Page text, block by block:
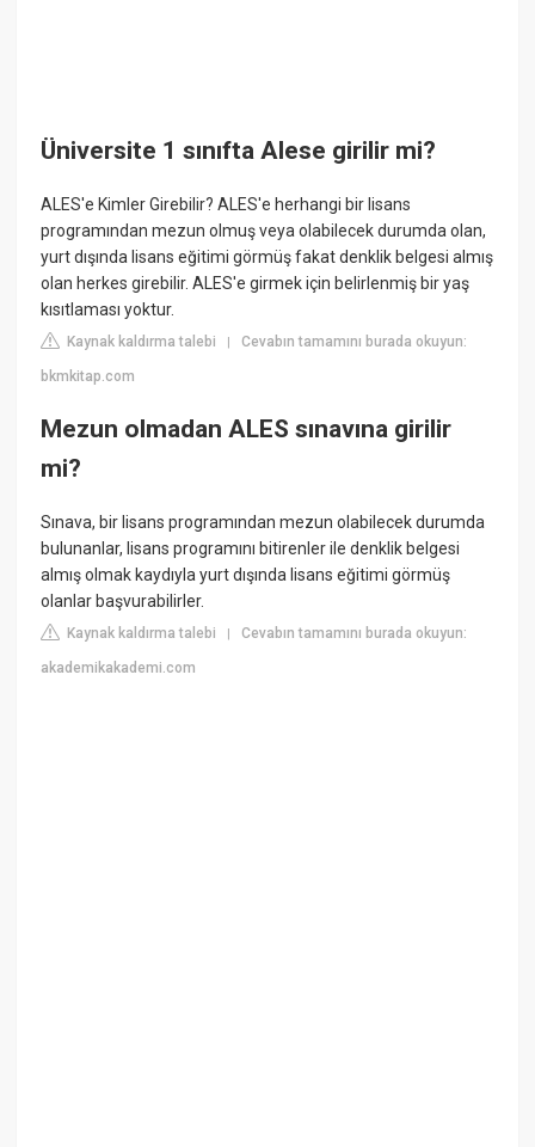
Üniversite 1 sınıfta Alese girilir mi?
ALES'e Kimler Girebilir? ALES'e herhangi bir lisans
programından mezun olmuş veya olabilecek durumda olan,
yurt dışında lisans eğitimi görmüş fakat denklik belgesi almış
olan herkes girebilir. ALES'e girmek için belirlenmiş bir yaş
kısıtlaması yoktur.
Kaynak kaldırma talebi |Cevabın tamamını burada okuyun:
bkmkitap.com
Mezun olmadan ALES sınavına girilir
mi?
Sınava, bir lisans programından mezun olabilecek durumda
bulunanlar, lisans programını bitirenler ile denklik belgesi
almış olmak kaydıyla yurt dışında lisans eğitimi görmüş
olanlar başvurabilirler.
Kaynak kaldırma talebi |Cevabın tamamını burada okuyun:
akademikakademi.com